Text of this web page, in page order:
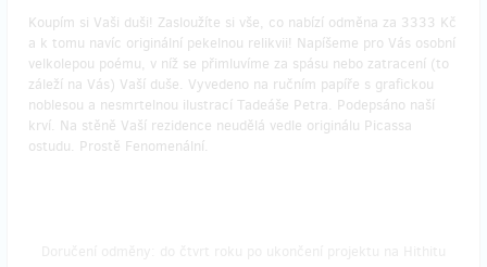
Koupím si Vaši duši! Zasloužíte si vše, co nabízí odměna za 3333 Kč
a k tomu navíc originální pekelnou relikvii! Napíšeme pro Vás osobní
velkolepou poému, v níž se přimluvíme za spásu nebo zatracení (to
záleží na Vás) Vaší duše. Vyvedeno na ručním papíře s grafickou
noblesou a nesmrtelnou ilustrací Tadeáše Petra. Podepsáno naší
krví. Na stěně Vaší rezidence neudělá vedle originálu Picassa
ostudu. Prostě Fenomenální.